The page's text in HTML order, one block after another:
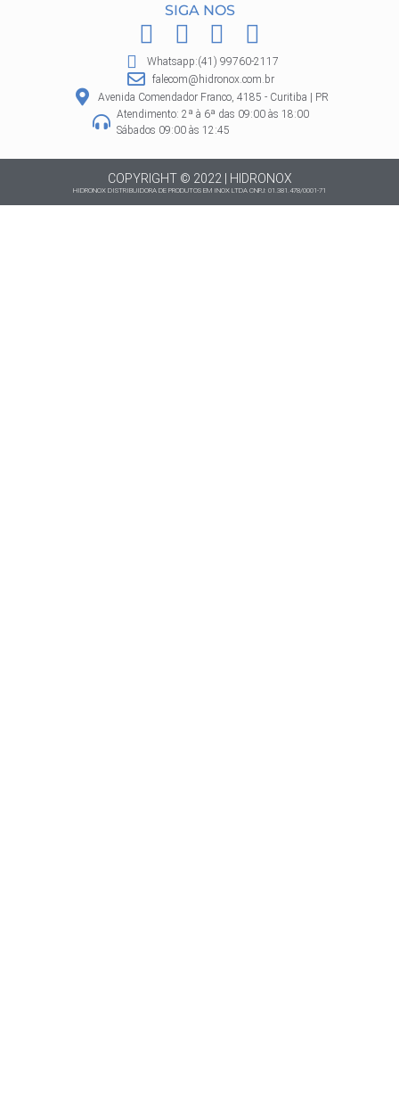
SIGA NOS
F
a
c
e
b
o
o
k
I
n
s
t
a
g
r
a
P
i
n
t
e
r
e
s
W
h
a
t
a
p
p
Whatsapp:(41) 99760-2117
falecom@hidronox.com.br
Avenida Comendador Franco, 4185 - Curitiba | PR
Atendimento: 2ª à 6ª das 09:00 às 18:00
Sábados 09:00 às 12:45
COPYRIGHT © 2022 | HIDRONOX
HIDRONOX DISTRIBUIDORA DE PRODUTOS EM INOX LTDA CNPJ: 01.381.478/0001-71